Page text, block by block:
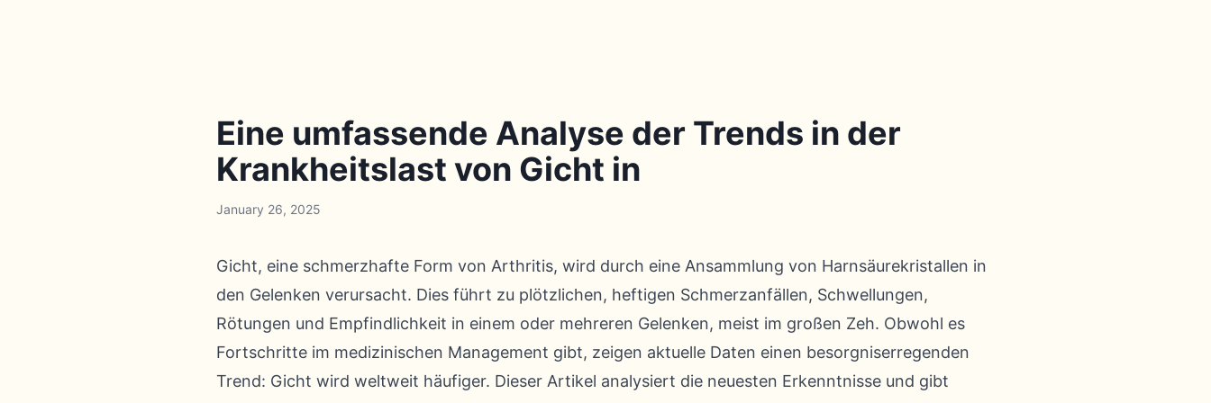
Eine umfassende Analyse der Trends in der
Krankheitslast von Gicht in
January 26, 2025
Gicht, eine schmerzhafte Form von Arthritis, wird durch eine Ansammlung von Harnsäurekristallen in
den Gelenken verursacht. Dies führt zu plötzlichen, heftigen Schmerzanfällen, Schwellungen,
Rötungen und Empfindlichkeit in einem oder mehreren Gelenken, meist im großen Zeh. Obwohl es
Fortschritte im medizinischen Management gibt, zeigen aktuelle Daten einen besorgniserregenden
Trend: Gicht wird weltweit häufiger. Dieser Artikel analysiert die neuesten Erkenntnisse und gibt